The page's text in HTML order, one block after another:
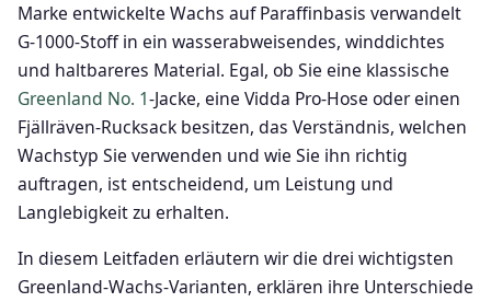
Marke entwickelte Wachs auf Paraffinbasis verwandelt
G-1000-Stoff in ein wasserabweisendes, winddichtes
und haltbareres Material. Egal, ob Sie eine klassische
Greenland No. 1-Jacke, eine Vidda Pro-Hose oder einen
Fjällräven-Rucksack besitzen, das Verständnis, welchen
Wachstyp Sie verwenden und wie Sie ihn richtig
auftragen, ist entscheidend, um Leistung und
Langlebigkeit zu erhalten.
In diesem Leitfaden erläutern wir die drei wichtigsten
Greenland-Wachs-Varianten, erklären ihre Unterschiede